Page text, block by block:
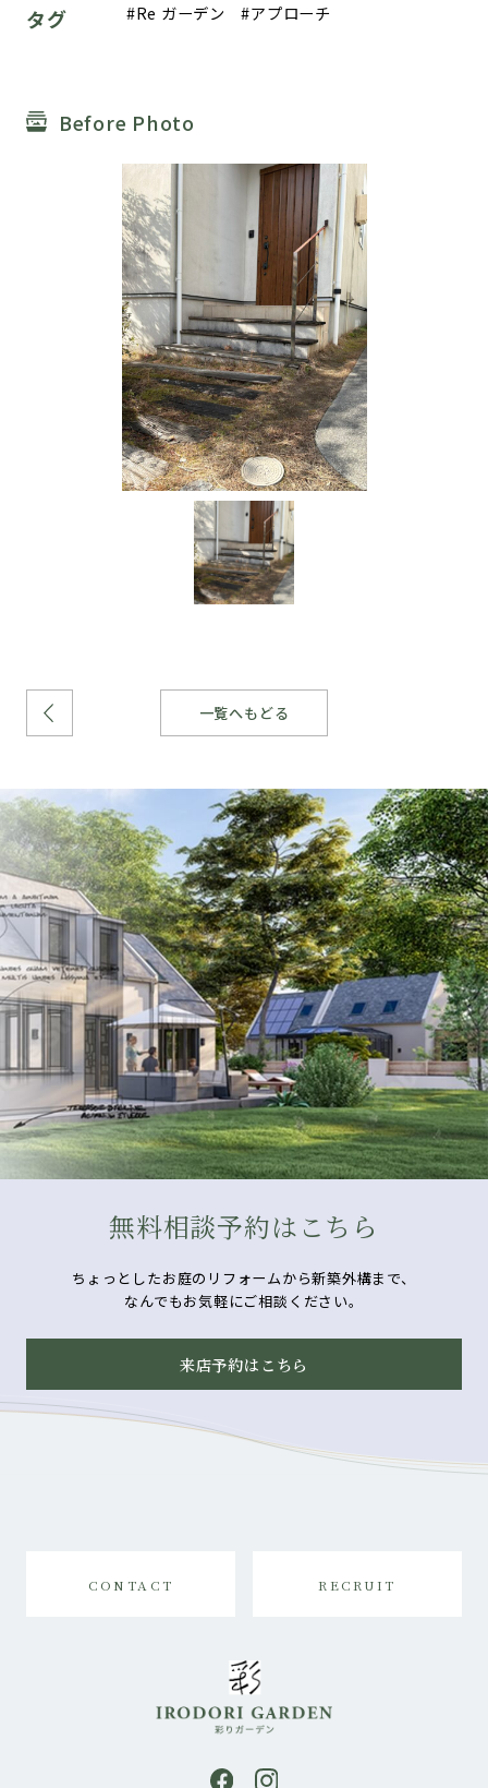
タグ Re ガーデン アプローチ
Before Photo
一覧へもどる
無料相談予約はこちら
ちょっとしたお庭のリフォームから新築外構まで、
なんでもお気軽にご相談ください。
来店予約はこちら
CONTACT RECRUIT